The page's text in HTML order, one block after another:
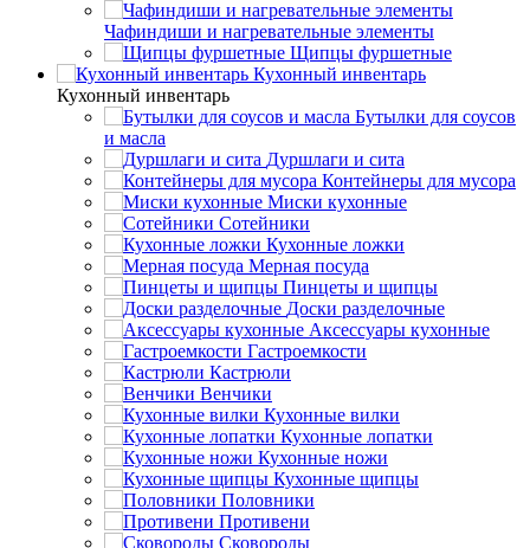
Чафиндиши и нагревательные элементы
Щипцы фуршетные
Кухонный инвентарь
Кухонный инвентарь
Бутылки для соусов
и масла
Дуршлаги и сита
Контейнеры для мусора
Миски кухонные
Сотейники
Кухонные ложки
Мерная посуда
Пинцеты и щипцы
Доски разделочные
Аксессуары кухонные
Гастроемкости
Кастрюли
Венчики
Кухонные вилки
Кухонные лопатки
Кухонные ножи
Кухонные щипцы
Половники
Противени
Сковороды